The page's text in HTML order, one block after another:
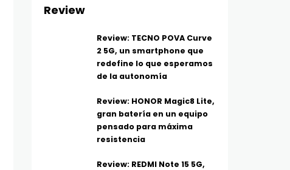
Review
Review: TECNO POVA Curve
2 5G, un smartphone que
redefine lo que esperamos
de la autonomía
Review: HONOR Magic8 Lite,
gran batería en un equipo
pensado para máxima
resistencia
Review: REDMI Note 15 5G,